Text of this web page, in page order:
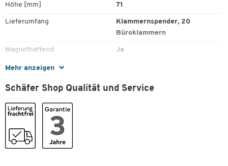
Mehr anzeigen
Höhe [mm] 71
Lieferumfang
Klammernspender, 20
Büroklammern
Magnethaftend Ja
Material
Maße
Breite [mm]
Schäfer Shop Qualität und Service